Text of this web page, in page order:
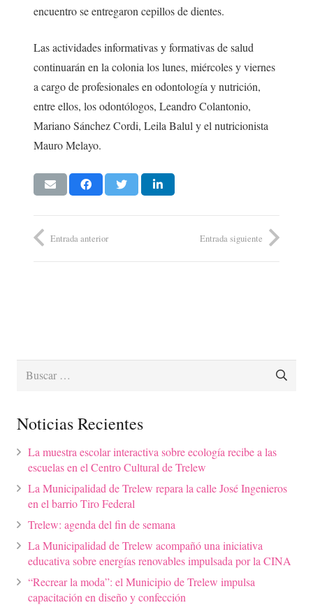
encuentro se entregaron cepillos de dientes.
Las actividades informativas y formativas de salud
continuarán en la colonia los lunes, miércoles y viernes
a cargo de profesionales en odontología y nutrición,
entre ellos, los odontólogos, Leandro Colantonio,
Mariano Sánchez Cordi, Leila Balul y el nutricionista
Mauro Melayo.
Entrada anterior Entrada siguiente
Buscar:
Noticias Recientes
La muestra escolar interactiva sobre ecología recibe a las
escuelas en el Centro Cultural de Trelew
La Municipalidad de Trelew repara la calle José Ingenieros
en el barrio Tiro Federal
Trelew: agenda del fin de semana
La Municipalidad de Trelew acompañó una iniciativa
educativa sobre energías renovables impulsada por la CINA
“Recrear la moda”: el Municipio de Trelew impulsa
capacitación en diseño y confección